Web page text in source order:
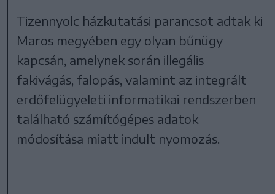
Tizennyolc házkutatási parancsot adtak ki
Maros megyében egy olyan bűnügy
kapcsán, amelynek során illegális
fakivágás, falopás, valamint az integrált
erdőfelügyeleti informatikai rendszerben
található számítógépes adatok
módosítása miatt indult nyomozás.